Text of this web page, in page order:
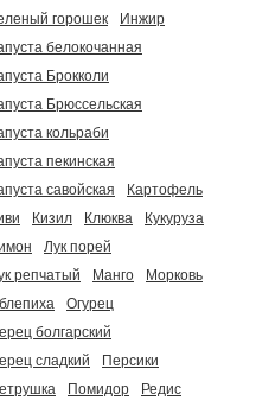
горошек
Инжир
белокочанная
Брокколи
Брюссельская
кольраби
пекинская
савойская
Картофель
Кизил Клюква
Кукуруза
Лук порей
репчатый
Манго
Морковь
Огурец
болгарский
сладкий
Персики
Помидор
Редис